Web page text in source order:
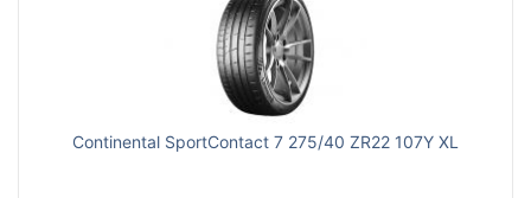
Continental SportContact 7 275/40 ZR22 107Y XL